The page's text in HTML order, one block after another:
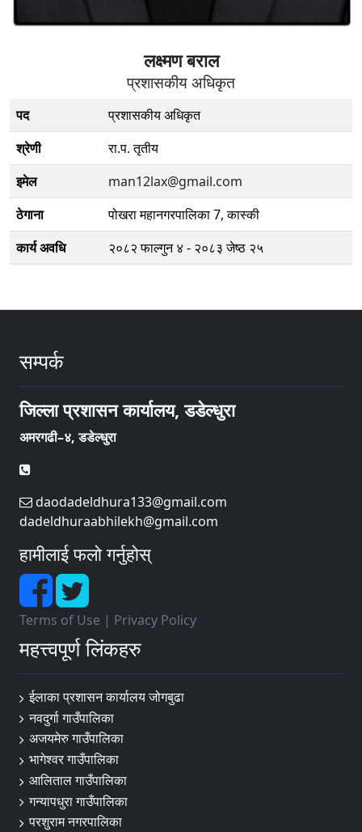
लक्ष्मण बराल
प्रशासकीय अधिकृत
पद
प्रशासकीय अधिकृत
श्रेणी
रा.प. तृतीय
इमेल
man12lax@gmail.com
ठेगाना
पोखरा महानगरपालिका 7, कास्की
कार्य अवधि
२०८२ फाल्गुन ४ - २०८३ जेष्ठ २५
सम्पर्क
जिल्ला प्रशासन कार्यालय, डडेल्धुरा
अमरगढी–४, डडेल्धुरा
daodadeldhura133@gmail.com
dadeldhuraabhilekh@gmail.com
हामीलाई फलो गर्नुहोस्
Terms of Use | Privacy Policy
महत्त्वपूर्ण लिंकहरु
ईलाका प्रशासन कार्यालय जोगबुढा
नवदुर्गा गाउँपालिका
अजयमेरु गाउँपालिका
भागेश्वर गाउँपालिका
आलिताल गाउँपालिका
गन्यापधुरा गाउँपालिका
परशुराम नगरपालिका